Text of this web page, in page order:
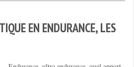
EN ENDURANCE, LES